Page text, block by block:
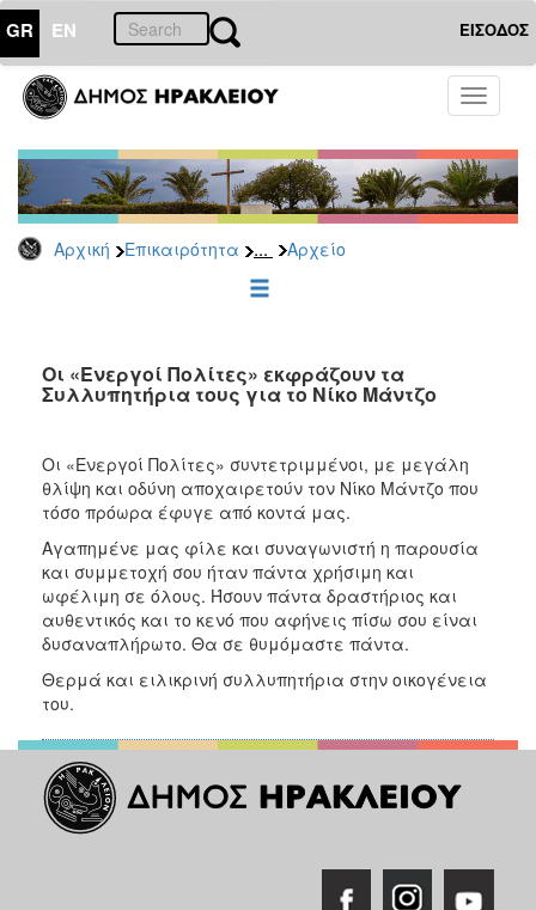
GR EN ΕΙΣΟΔΟΣ
Toggle
Αρχική Επικαιρότητα ... Αρχείο
ΕΠΙΚΑΙΡΟΤΗΤΑ
Παρατάξεις
Αρχείο
ΕΠΙΣΚΕΠΤΗΣ
Οι «Ενεργοί Πολίτες» εκφράζουν τα
Συλλυπητήρια τους για το Νίκο Μάντζο
Οι «Ενεργοί Πολίτες» συντετριμμένοι, με μεγάλη
θλίψη και οδύνη αποχαιρετούν τον Νίκο Μάντζο που
τόσο πρόωρα έφυγε από κοντά μας.
Αγαπημένε μας φίλε και συναγωνιστή η παρουσία
και συμμετοχή σου ήταν πάντα χρήσιμη και
ωφέλιμη σε όλους. Ήσουν πάντα δραστήριος και
αυθεντικός και το κενό που αφήνεις πίσω σου είναι
δυσαναπλήρωτο. Θα σε θυμόμαστε πάντα.
Θερμά και ειλικρινή συλλυπητήρια στην οικογένεια
του.